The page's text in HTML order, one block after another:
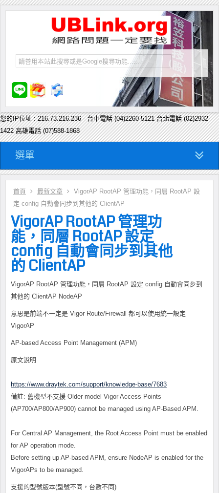
您的IP位址 : 216.73.216.236 - 台中電話 (04)2260-5121 台北電話 (02)2932-
1422 高雄電話 (07)588-1868
選單
首頁 最新文章
VigorAP RootAP 管理功能，同層 RootAP 設
定 config 自動會同步到其他的 ClientAP
VigorAP RootAP 管理功
能，同層 RootAP 設定
config 自動會同步到其他
的 ClientAP
VigorAP RootAP 管理功能，同層 RootAP 設定 config 自動會同步到
其他的 ClientAP NodeAP
意思是前端不一定是 Vigor Route/Firewall 都可以使用統一設定
VigorAP
AP-based Access Point Management (APM)
原文說明
https://www.draytek.com/support/knowledge-base/7683
備註: 舊機型不支援 Older model Vigor Access Points
(AP700/AP800/AP900) cannot be managed using AP-Based APM.
For Central AP Management, the Root Access Point must be enabled
for AP operation mode.
Before setting up AP-based APM, ensure NodeAP is enabled for the
VigorAPs to be managed.
支援的型號版本(型號不同，台數不同)